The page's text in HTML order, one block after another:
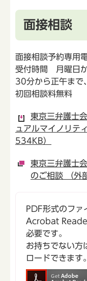
面接相談
面接相談予約専
受付時間 月曜日
30分から正午まで
初回相談料無料
東京三弁護士
ュアルマイノリテ
534KB）
東京三弁護士
のご相談 （外
PDF形式のフ
Acrobat
必要です。
お持ちでない
ロードできます。